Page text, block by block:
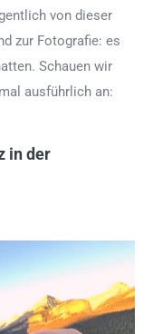
von dieser
zur Fotografie: es
Schauen wir
ausführlich an:
in der